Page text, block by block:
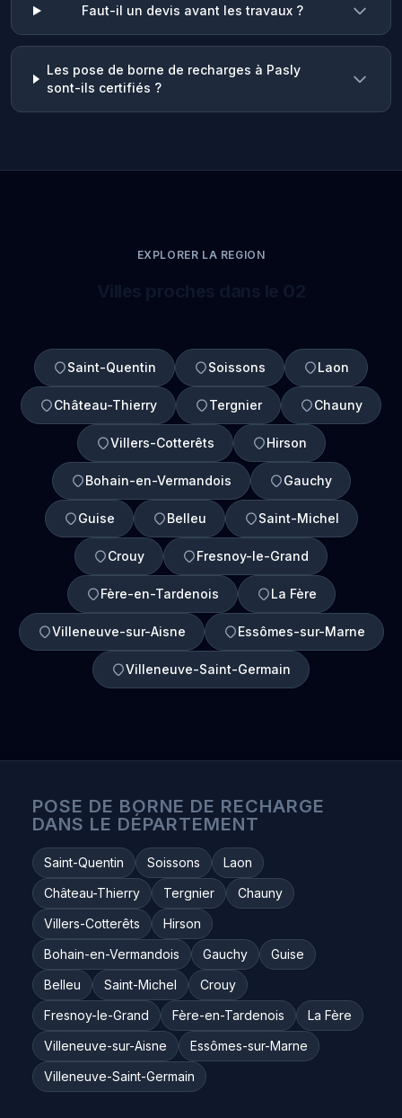
Faut-il un devis avant les travaux ?
Les pose de borne de recharges à Pasly
sont-ils certifiés ?
EXPLORER LA REGION
Saint-Quentin Soissons Laon
Château-Thierry Tergnier Chauny
Villers-Cotterêts Hirson
Bohain-en-Vermandois Gauchy
Guise Belleu Saint-Michel
Crouy Fresnoy-le-Grand
Fère-en-Tardenois La Fère
Villeneuve-sur-Aisne Essômes-sur-Marne
Villeneuve-Saint-Germain
POSE DE BORNE DE RECHARGE
DANS LE DÉPARTEMENT
Saint-Quentin Soissons
Laon
Château-Thierry
Tergnier
Chauny
Villers-Cotterêts
Hirson
Bohain-en-Vermandois
Gauchy
Guise
Belleu
Saint-Michel
Crouy
Fresnoy-le-Grand
Fère-en-Tardenois
La Fère
Villeneuve-sur-Aisne
Essômes-sur-Marne
Villeneuve-Saint-Germain